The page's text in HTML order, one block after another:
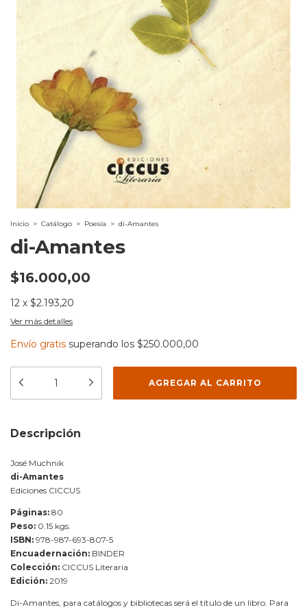
Inicio > Catálogo > Poesía > di-Amantes
di-Amantes
$16.000,00
12 x $2.193,20
Ver más detalles
Envío gratis superando los $250.000,00
Descripción
José Muchnik
di-Amantes
Ediciones CICCUS
Páginas: 80
Peso: 0.15 kgs.
ISBN: 978-987-693-807-5
Encuadernación: BINDER
Colección: CICCUS Literaria
Edición: 2019
Di-Amantes, para catálogos y bibliotecas será el título de un libro. Para